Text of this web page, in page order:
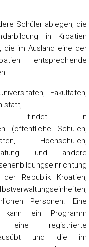
Schüler ablegen, die
in Kroatien
die im Ausland eine der
entsprechende
Fakultäten,
statt,
in
(öffentliche Schulen,
Hochschulen,
und andere
Republik Kroatien,
Personen. Eine
kann ein Programm
eine registrierte
ausübt und die im